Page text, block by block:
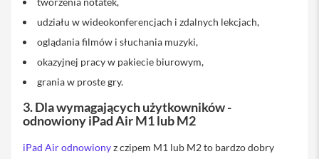
a
w
i
i
h
n
e
E
udziału w wideokonferencjach i zdalnych lekcjach,
oglądania filmów i słuchania muzyki,
okazyjnej pracy w pakiecie biurowym,
grania w proste gry.
3. Dla wymagających użytkowników -
odnowiony iPad Air M1 lub M2
iPad Air odnowionyz czipem M1 lub M2 to bardzo dobry